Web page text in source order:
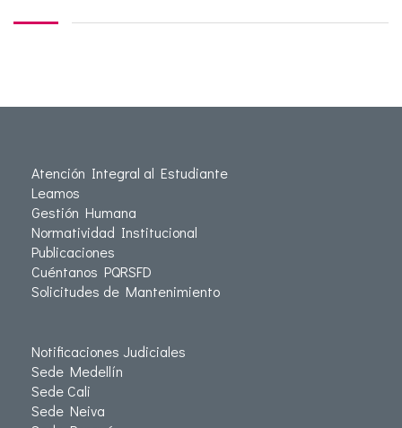
Atención Integral al Estudiante
Leamos
Gestión Humana
Normatividad Institucional
Publicaciones
Cuéntanos PQRSFD
Solicitudes de Mantenimiento
Notificaciones Judiciales
Sede Medellín
Sede Cali
Sede Neiva